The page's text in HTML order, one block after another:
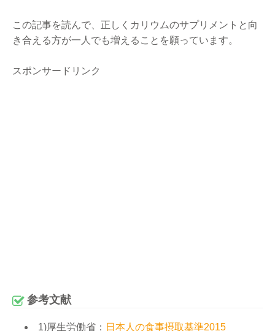
この記事を読んで、正しくカリウムのサプリメントと向
き合える方が一人でも増えることを願っています。
スポンサードリンク
参考文献
1)厚生労働省： 日本人の食事摂取基準2015